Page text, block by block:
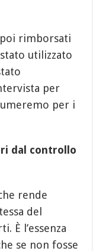
rimborsati
utilizzato
per
per i
dal controllo
rende
del
È l’essenza
se non fosse